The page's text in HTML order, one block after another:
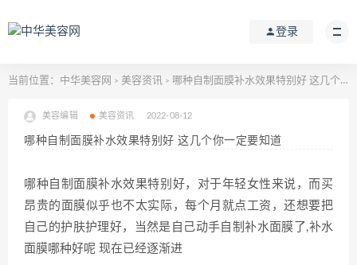
登录
当前位置： 中华美容网 > 美容资讯 > 哪种自制面膜补水效果特别好 这几个你一定要知道
美容编辑 美容资讯 2022-08-12
哪种自制面膜补水效果特别好 这几个你一定要知道
哪种自制面膜补水效果特别好，对于年轻女性来说，而买
昂贵的面膜似乎也不太实际，每个月就点工资，还想要把
自己的护肤护理好，当然是自己动手自制补水面膜了,补水
面膜哪种好呢 现在已经逐渐进